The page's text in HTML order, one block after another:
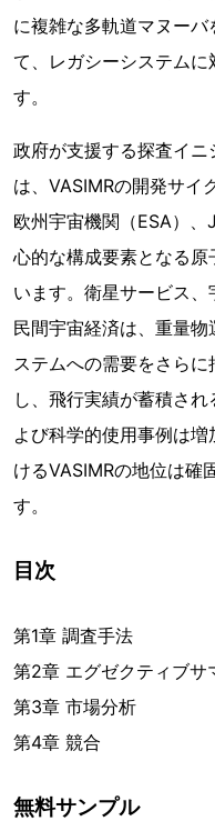
に複雑な多軌道マヌー
て、レガシーシステムに
す。
政府が支援する探査イ
は、VASIMRの開発サイ
欧州宇宙機関（ESA）
心的な構成要素となる
います。衛星サービス
民間宇宙経済は、重量
ステムへの需要をさら
し、飛行実績が蓄積さ
よび科学的使用事例は
けるVASIMRの地位は確
す。
目次
第1章 調査手法
第2章 エグゼクティブサ
第3章 市場分析
第4章 競合
無料サンプル